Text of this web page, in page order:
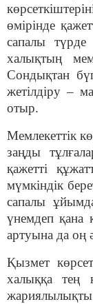
өмірінде
сапалы
халықтың
Сондықтан
жетілдіру –
отыр.
Мемлекеттік
заңды
қажетті
мүмкіндік
сапалы
үнемдеп қана
артуына да оң
Қызмет
халыққа тең